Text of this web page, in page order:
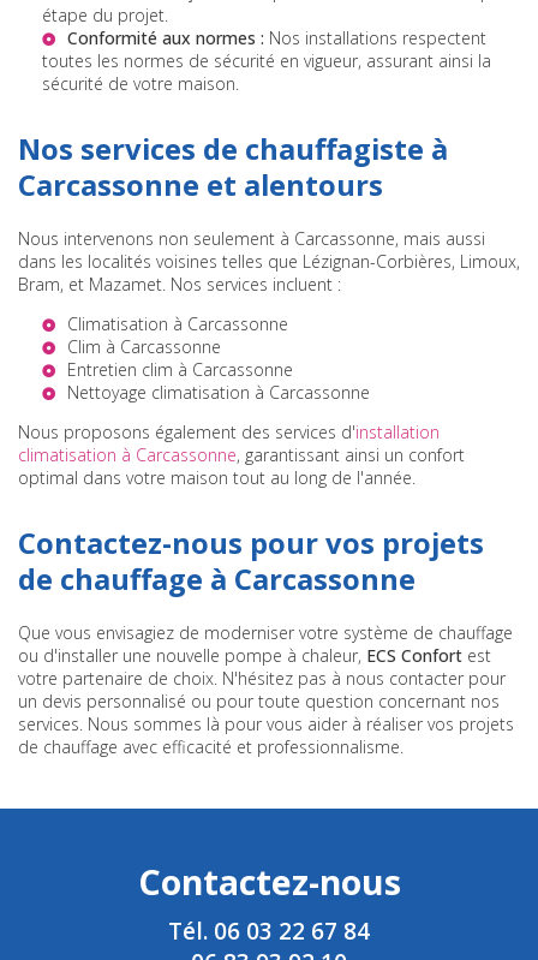
étape du projet.
Conformité aux normes : Nos installations respectent
toutes les normes de sécurité en vigueur, assurant ainsi la
sécurité de votre maison.
Nos services de chauffagiste à
Carcassonne et alentours
Nous intervenons non seulement à Carcassonne, mais aussi
dans les localités voisines telles que Lézignan-Corbières, Limoux,
Bram, et Mazamet. Nos services incluent :
Climatisation à Carcassonne
Clim à Carcassonne
Entretien clim à Carcassonne
Nettoyage climatisation à Carcassonne
Nous proposons également des services d'installation
climatisation à Carcassonne, garantissant ainsi un confort
optimal dans votre maison tout au long de l'année.
Contactez-nous pour vos projets
de chauffage à Carcassonne
Que vous envisagiez de moderniser votre système de chauffage
ou d'installer une nouvelle pompe à chaleur, ECS Confort est
votre partenaire de choix. N'hésitez pas à nous contacter pour
un devis personnalisé ou pour toute question concernant nos
services. Nous sommes là pour vous aider à réaliser vos projets
de chauffage avec efficacité et professionnalisme.
Contactez-nous
Tél. 06 03 22 67 84